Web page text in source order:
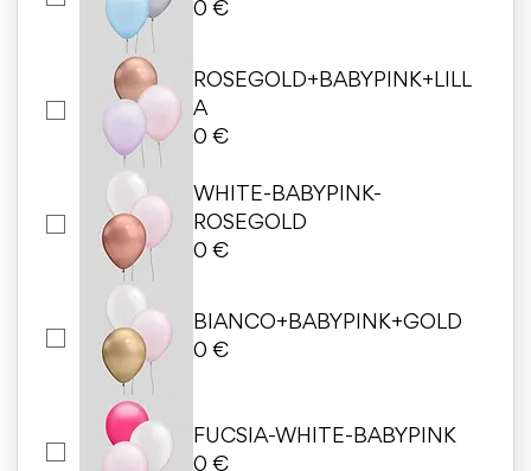
0 €
ROSEGOLD+BABYPINK+LILL
A
0 €
WHITE-BABYPINK-
ROSEGOLD
0 €
BIANCO+BABYPINK+GOLD
0 €
FUCSIA-WHITE-BABYPINK
0 €